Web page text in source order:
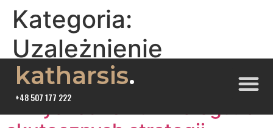
katharsis.
+48 507 177 222
Kategoria:
Uzależnienie
Jak wspierać bliską osobę
w wychodzeniu z nałogu: 5